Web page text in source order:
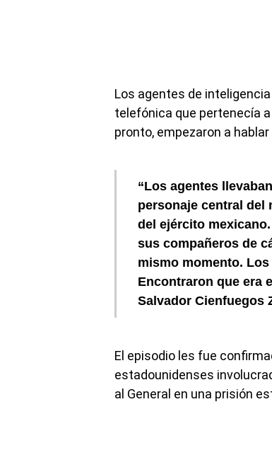
Los agentes de
telefónica que pertenecía
pronto, empezaron a hablar
“Los agentes
personaje central del
del ejército
sus compañeros de
mismo momento.
Encontraron que era
Salvador Cienfuegos
El episodio les fue
estadounidenses
al General en una prisión